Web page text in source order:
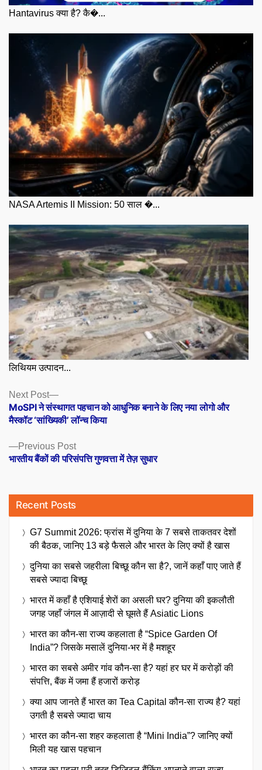
Hantavirus क्या है? कै�...
NASA Artemis II Mission: 50 साल �...
लिथियम उत्पादन...
Posts
navigation
Previous PostPrevious
post:
भारतीय बैंकों की परिसंपत्ति गुणवत्ता में तेज़ सुधार
Next Post
Next
post:
MoSPI ने संस्थागत पहचान को आधुनिक बनाने के लिए नया लोगो और
मैस्कॉट ‘सांख्यिकी’ लॉन्च किया
Recent Posts
G7 Summit 2026: फ्रांस में दुनिया के 7 सबसे ताकतवर देशों
की बैठक, जानिए 13 बड़े फैसले और भारत के लिए क्यों है खास
दुनिया का सबसे जहरीला बिच्छू कौन सा है?, जानें कहाँ पाए जाते हैं
सबसे ज्यादा बिच्छू
भारत में कहाँ है एशियाई शेरों का असली घर? दुनिया की इकलौती
जगह जहाँ जंगल में आज़ादी से घूमते हैं Asiatic Lions
भारत का कौन-सा राज्य कहलाता है “Spice Garden Of
India”? जिसके मसालें दुनिया-भर में है मशहूर
भारत का सबसे अमीर गांव कौन-सा है? यहां हर घर में करोड़ों की
संपत्ति, बैंक में जमा हैं हजारों करोड़
क्या आप जानते हैं भारत का Tea Capital कौन-सा राज्य है? यहां
उगती है सबसे ज्यादा चाय
भारत का कौन-सा शहर कहलाता है “Mini India”? जानिए क्यों
मिली यह खास पहचान